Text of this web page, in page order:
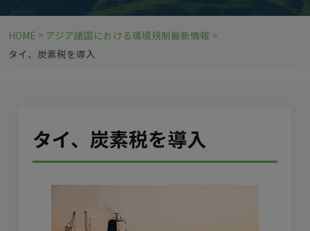
HOME > アジア諸国における環境規制最新情報 >
タイ、炭素税を導入
タイ、炭素税を導入